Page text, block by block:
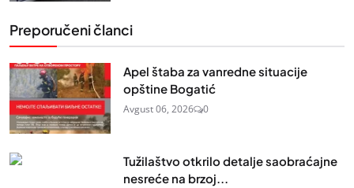
Preporučeni članci
Apel štaba za vanredne situacije
opštine Bogatić
Avgust 06, 2026 0
Tužilaštvo otkrilo detalje saobraćajne
nesreće na brzoj...